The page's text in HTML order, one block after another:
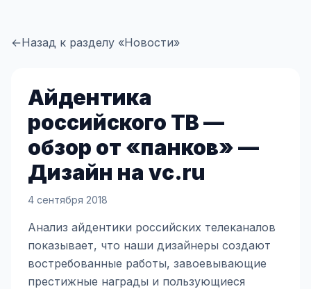
←Назад к разделу «Новости»
Айдентика
российского ТВ —
обзор от «панков» —
Дизайн на vc.ru
4 сентября 2018
Анализ айдентики российских телеканалов
показывает, что наши дизайнеры создают
востребованные работы, завоевывающие
престижные награды и пользующиеся